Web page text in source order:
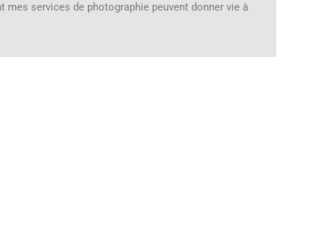
mes services de photographie peuvent donner vie à